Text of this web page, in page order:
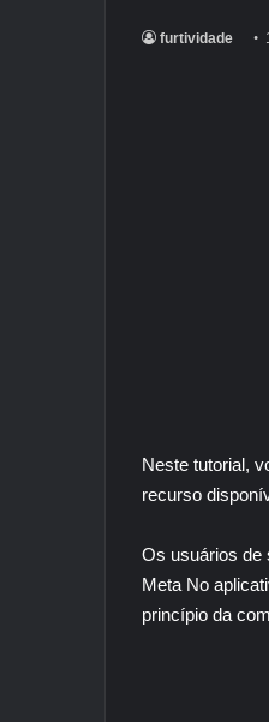
furtividade
Neste tutorial,
recurso
Os usuários de
Meta No
princípio da